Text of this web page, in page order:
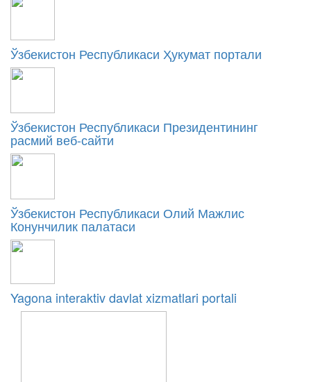
Ўзбекистон Республикаси Ҳукумат портали
Ўзбекистон Республикаси Президентининг
расмий веб-сайти
Ўзбекистон Республикаси Олий Мажлис
Конунчилик палатаси
Yagona interaktiv davlat xizmatlari portali